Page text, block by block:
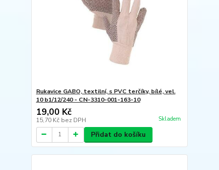
Rukavice GABO, textilní, s PVC terčíky, bílé, vel.
10 b1/12/240 - CN-3310-001-163-10
19,00 Kč
15,70 Kč bez DPH Skladem
Přidat do košíku